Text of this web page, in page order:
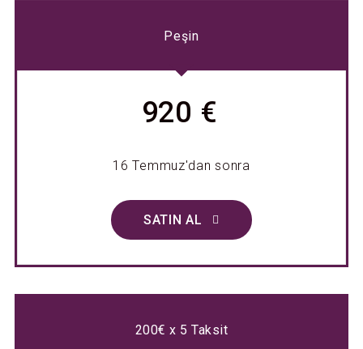
Peşin
920 €
16 Temmuz'dan sonra
SATIN AL
200€ x 5 Taksit